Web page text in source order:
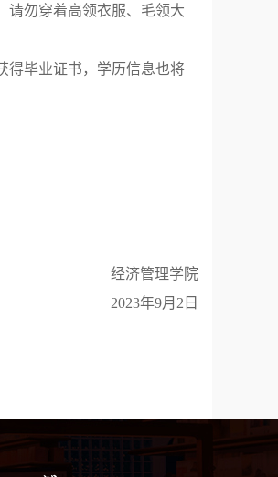
请勿穿着高领衣服、毛领大
得毕业证书，学历信息也将
经济管理学院
2023年9月2日